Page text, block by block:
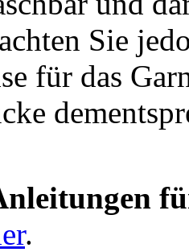
Sie
für das
.